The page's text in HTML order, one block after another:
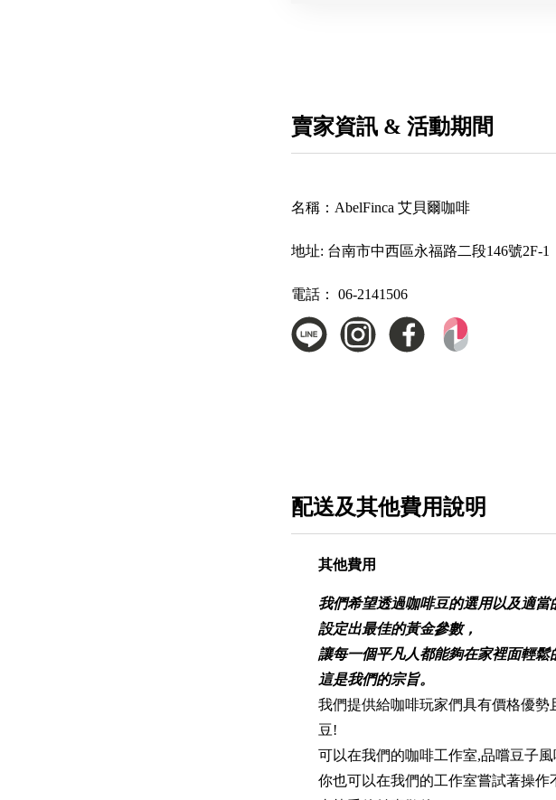
賣家資訊 & 活動期間
名稱： AbelFinca 艾貝爾咖啡
地址: 台南市中西區永福路二段146號2F-1
電話： 06-2141506
配送及其他費用說明
其他費用
我們希望透過咖啡豆的選用以及適當
設定出最佳的黃金參數，
讓每一個平凡人都能夠在家裡面輕鬆
這是我們的宗旨。
我們提供給咖啡玩家們具有價格優勢
豆!
可以在我們的咖啡工作室,品嚐豆子風
你也可以在我們的工作室嘗試著操作